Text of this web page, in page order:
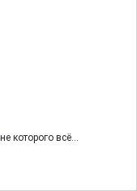
которого всё…